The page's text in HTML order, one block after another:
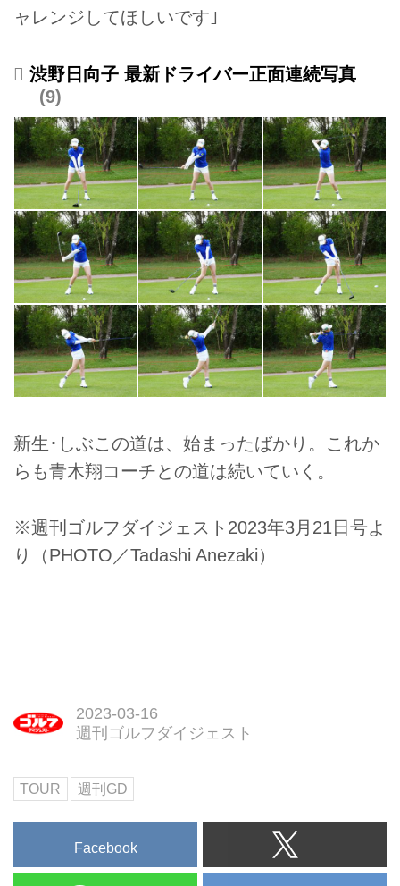
ャレンジしてほしいです｣
渋野日向子 最新ドライバー正面連続写真
9
新生･しぶこの道は、始まったばかり。これか
らも青木翔コーチとの道は続いていく。
※週刊ゴルフダイジェスト2023年3月21日号よ
り（PHOTO／Tadashi Anezaki）
2023-03-16
週刊ゴルフダイジェスト
TOUR 週刊GD
Facebook